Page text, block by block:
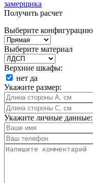
замерщика
Получить расчет
Выберите конфигурацию
Выберите материал
Верхние шкафы:
нет да
Укажите размер:
Укажите личные данные: